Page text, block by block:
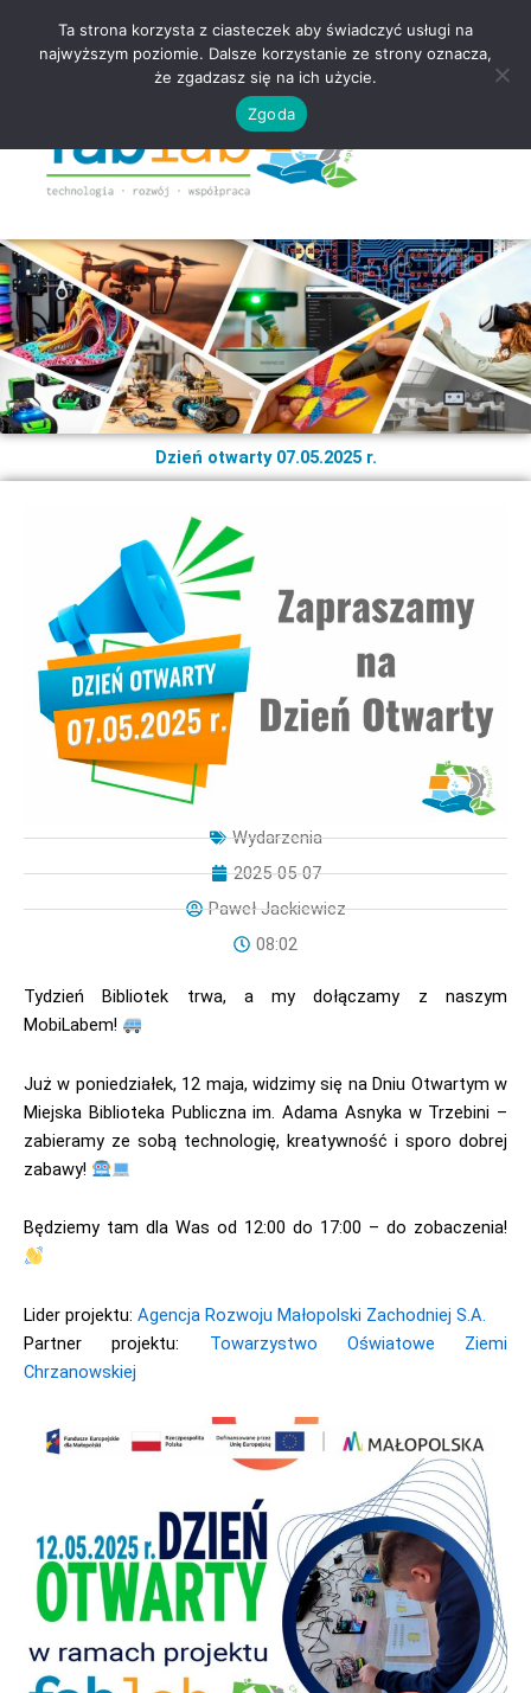
Dzień otwarty 07.05.2025 r.
Wydarzenia
2025-05-07
Paweł Jackiewicz
08:02
Tydzień Bibliotek trwa, a my dołączamy z naszym
MobiLabem!
Już w poniedziałek, 12 maja, widzimy się na Dniu Otwartym w
Miejska Biblioteka Publiczna im. Adama Asnyka w Trzebini –
zabieramy ze sobą technologię, kreatywność i sporo dobrej
zabawy!
Będziemy tam dla Was od 12:00 do 17:00 – do zobaczenia!
Lider projektu: Agencja Rozwoju Małopolski Zachodniej S.A.
Partner projektu: Towarzystwo Oświatowe Ziemi
Chrzanowskiej
Ta strona korzysta z ciasteczek aby świadczyć usługi na
najwyższym poziomie. Dalsze korzystanie ze strony oznacza,
że zgadzasz się na ich użycie.
Zgoda